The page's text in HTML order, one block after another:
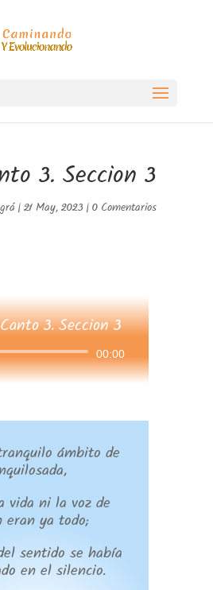
3. Seccion 3
| 21 May, 2023 | 0 Comentarios
3. Seccion 3
Reproductor
de
00:00
ámbito de
vida ni la voz de
eran ya todo;
sentido se había
en el silencio.